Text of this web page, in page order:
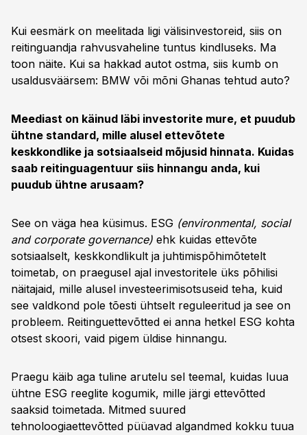
Kui eesmärk on meelitada ligi välisinvestoreid, siis on
reitinguandja rahvusvaheline tuntus kindluseks. Ma
toon näite. Kui sa hakkad autot ostma, siis kumb on
usaldusväärsem: BMW või mõni Ghanas tehtud auto?
Meediast on käinud läbi investorite mure, et puudub
ühtne standard, mille alusel ettevõtete
keskkondlike ja sotsiaalseid mõjusid hinnata. Kuidas
saab reitinguagentuur siis hinnangu anda, kui
puudub ühtne arusaam?
See on väga hea küsimus. ESG (environmental, social
and corporate governance) ehk kuidas ettevõte
sotsiaalselt, keskkondlikult ja juhtimispõhimõtetelt
toimetab, on praegusel ajal investoritele üks põhilisi
näitajaid, mille alusel investeerimisotsuseid teha, kuid
see valdkond pole tõesti ühtselt reguleeritud ja see on
probleem. Reitinguettevõtted ei anna hetkel ESG kohta
otsest skoori, vaid pigem üldise hinnangu.
Praegu käib aga tuline arutelu sel teemal, kuidas luua
ühtne ESG reeglite kogumik, mille järgi ettevõtted
saaksid toimetada. Mitmed suured
tehnoloogiaettevõtted püüavad algandmed kokku tuua